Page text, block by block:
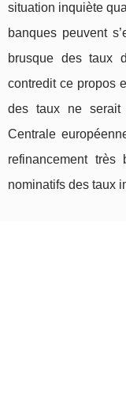
situation inquiète
banques peuvent
brusque des taux
contredit ce propos
des taux ne serait
Centrale
refinancement
nominatifs des taux